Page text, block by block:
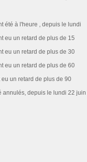
été à l'heure , depuis le lundi
eu un retard de plus de 15
eu un retard de plus de 30
eu un retard de plus de 60
un retard de plus de 90
annulés, depuis le lundi 22 juin